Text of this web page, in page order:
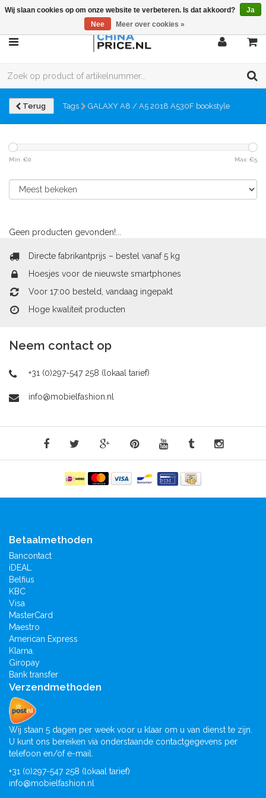
Terug Tags GALAXY A8 / A5 2018 A530F bookstyle
Min: €0 Max: €5
Geen producten gevonden!...
Directe fabrikantprijs – bestel vanaf 5 kg
Hoesjes voor de nieuwste smartphones
Voor 17:00 besteld, vandaag ingepakt
Hoge kwaliteit producten
Neem contact op
+31 (0)297-547 258 (lokaal tarief)
info@mobielfashion.nl
Betaalmethoden
Bancontact
iDEAL
Belfius
KBC
Visa
MasterCard
Maestro
American Express
Klarna.
Giropay
Bank transfer
Verzendmethoden
Wij staan 5 dagen per week voor u klaar om u van dienst te zijn.
U kunt ons bereiken via onderstaande contactgegevens per
telefoon en/of e-mail.
+31 (0)297-547 258 (lokaal tarief)
info@mobielfashion.nl
Wij slaan cookies op om onze website te verbeteren. Is dat akkoord?
Ja
Nee
Meer over cookies »